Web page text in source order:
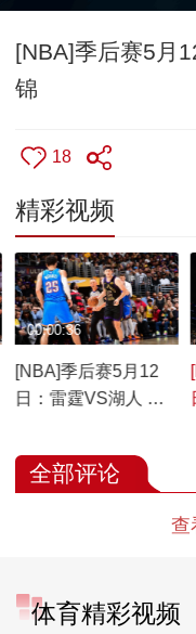
[NBA]季后赛5月
锦
18
精彩视频
[NBA]季后赛5月12
日：雷霆VS湖人 里
00:00:36
全部评论
查
体育精彩视频